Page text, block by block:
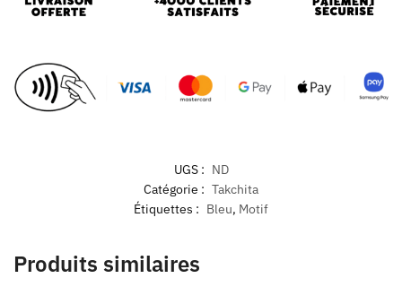
UGS : ND
Catégorie : Takchita
Étiquettes : Bleu, Motif
Produits similaires